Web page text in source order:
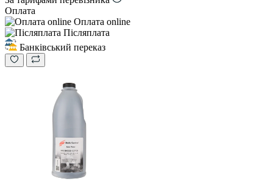
Оплата
Оплата online
Післяплата
Банківський переказ